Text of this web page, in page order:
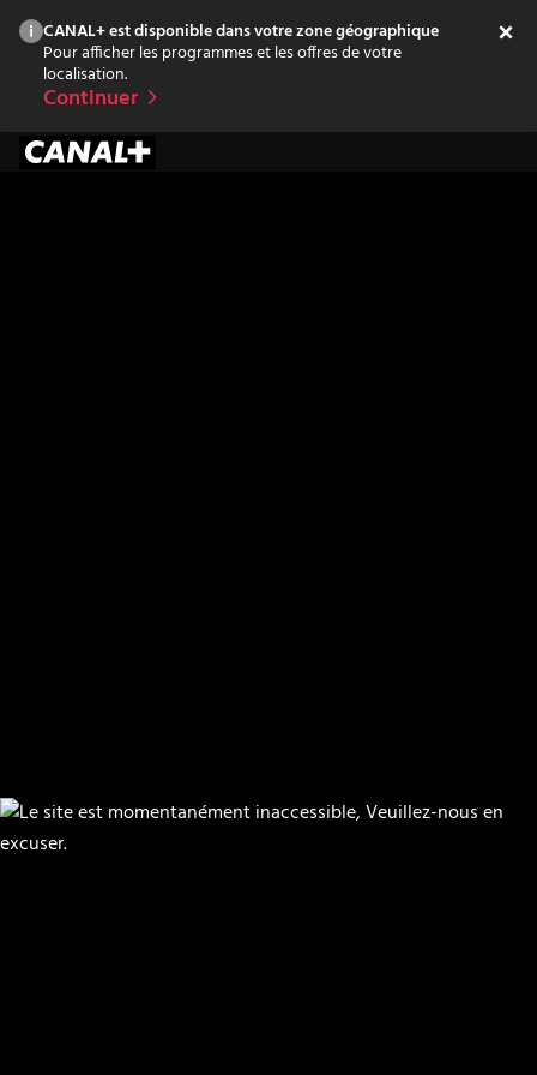
CANAL+ est disponible dans votre zone géographique
Pour afficher les programmes et les offres de votre
localisation.
Continuer